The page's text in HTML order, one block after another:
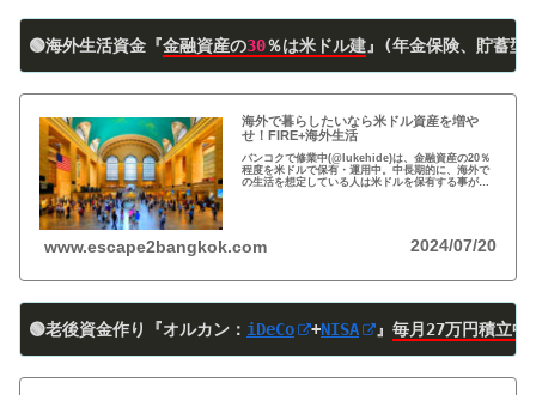
🟢海外生活資金『金融資産の30％は米ドル建』(年金保険、貯蓄型
海外で暮らしたいなら米ドル資産を増や
せ！FIRE+海外生活
バンコクで修業中(@lukehide)は、金融資産の20％
程度を米ドルで保有・運用中。中長期的に、海外で
の生活を想定している人は米ドルを保有する事がお
www.escape2bangkok.com 2024/07/20
🟢老後資金作り『オルカン： iDeCo +NISA 』 毎月27万円積立中